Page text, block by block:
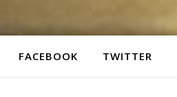
FACEBOOK TWITTER